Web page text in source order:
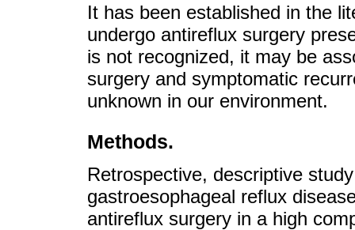
It has been established in the
undergo antireflux surgery
is not recognized, it may be
surgery and symptomatic
unknown in our environment.
Methods.
Retrospective, descriptive
gastroesophageal reflux
antireflux surgery in a high